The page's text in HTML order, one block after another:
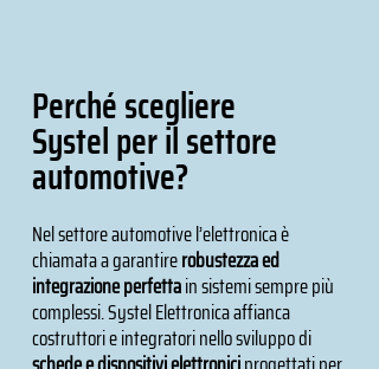
Perché scegliere
Systel per il settore
automotive?
Nel settore automotive l’elettronica è
chiamata a garantirerobustezza ed
integrazione perfettain sistemi sempre più
complessi. Systel Elettronica affianca
costruttori e integratori nello sviluppo di